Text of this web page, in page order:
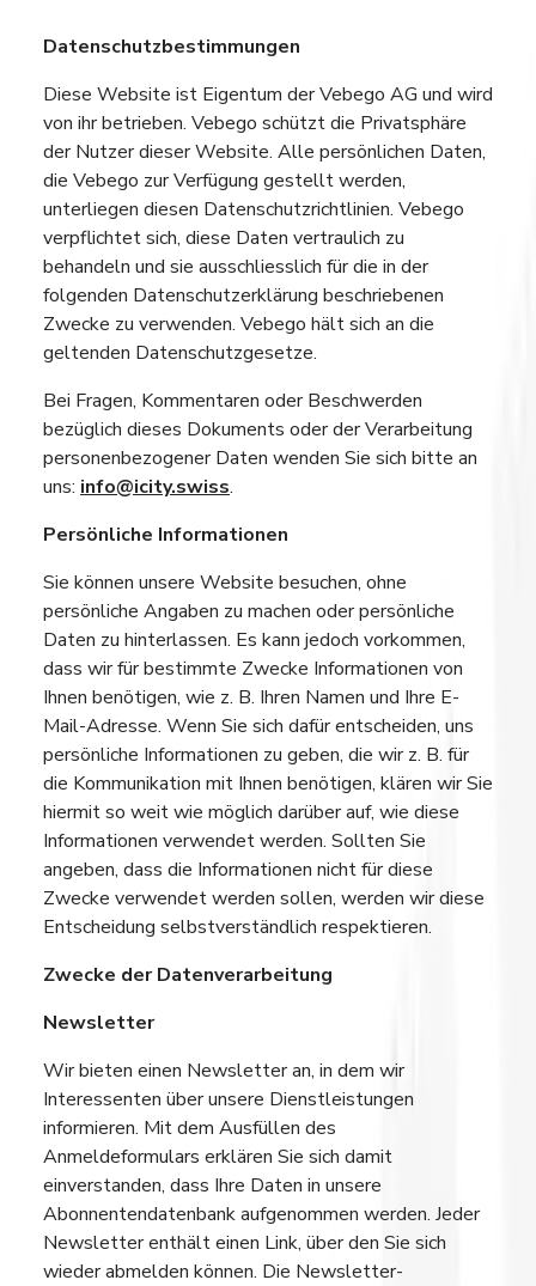
Datenschutzbestimmungen
Diese Website ist Eigentum der Vebego AG und wird
von ihr betrieben. Vebego schützt die Privatsphäre
der Nutzer dieser Website. Alle persönlichen Daten,
die Vebego zur Verfügung gestellt werden,
unterliegen diesen Datenschutzrichtlinien. Vebego
verpflichtet sich, diese Daten vertraulich zu
behandeln und sie ausschliesslich für die in der
folgenden Datenschutzerklärung beschriebenen
Zwecke zu verwenden. Vebego hält sich an die
geltenden Datenschutzgesetze.
Bei Fragen, Kommentaren oder Beschwerden
bezüglich dieses Dokuments oder der Verarbeitung
personenbezogener Daten wenden Sie sich bitte an
uns: info@icity.swiss.
Persönliche Informationen
Sie können unsere Website besuchen, ohne
persönliche Angaben zu machen oder persönliche
Daten zu hinterlassen. Es kann jedoch vorkommen,
dass wir für bestimmte Zwecke Informationen von
Ihnen benötigen, wie z. B. Ihren Namen und Ihre E-
Mail-Adresse. Wenn Sie sich dafür entscheiden, uns
persönliche Informationen zu geben, die wir z. B. für
die Kommunikation mit Ihnen benötigen, klären wir Sie
hiermit so weit wie möglich darüber auf, wie diese
Informationen verwendet werden. Sollten Sie
angeben, dass die Informationen nicht für diese
Zwecke verwendet werden sollen, werden wir diese
Entscheidung selbstverständlich respektieren.
Zwecke der Datenverarbeitung
Newsletter
Wir bieten einen Newsletter an, in dem wir
Interessenten über unsere Dienstleistungen
informieren. Mit dem Ausfüllen des
Anmeldeformulars erklären Sie sich damit
einverstanden, dass Ihre Daten in unsere
Abonnentendatenbank aufgenommen werden. Jeder
Newsletter enthält einen Link, über den Sie sich
wieder abmelden können. Die Newsletter-